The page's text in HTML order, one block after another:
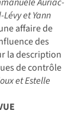
et Yann
affaire de
des
la description
de contrôle
et Estelle